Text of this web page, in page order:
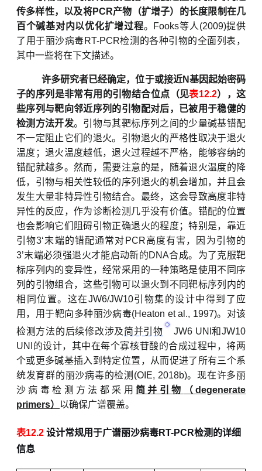
传多样性，以及将PCR产物（扩增子）的长度限制在几
百个碱基对内以优化扩增过程。 Fooks等人(2009)提供
了用于丽沙病毒RT-PCR检测的各种引物的全面列表，
其中一些将在下文描述。
许多研究者已经确定，位于或接近N基因起始密码
子的序列是非常有用的引物结合位点（见表12.2），这
些序列与靶向邻近序列的引物配对后，已被用于稳健的
检测方法开发。引物与其靶标序列之间的少量碱基错配
不一定阻止它们的退火。引物退火的严格性取决于退火
温度；退火温度越低，退火过程越不严格，能够容纳的
错配就越多。然而，需要注意的是，随着退火温度的降
低，引物与相关性较低的序列退火的机会增加，并且会
发生大量非特异性引物结合。最终，这会导致高度非特
异性的反应，作为诊断检测几乎没有价值。错配的位置
也会影响它们阻碍引物正确退火的程度；特别是，靠近
引物3‘末端的错配通常对 PCR高度有害，因为引物的
3’末端必须强退火才能启动新的DNA合成。为了克服靶
标序列内的变异性，经常采用的一种策略是使用不同序
列的引物组合，这些引物可以退火到不同靶标序列内的
相同位置。这在JW6/JW10引物集的设计中得到了应
用，用于靶向多种丽沙病毒(Heaton et al., 1997)。对该
检测方法的后续修改涉及简并引物
JW6 UNI和JW10
UNI的设计，其中在每个寡核苷酸的合成过程中，将两
个或更多碱基插入到特定位置，从而促进了所有三个系
统发育群的丽沙病毒的检测(OIE, 2018b)。现在许多丽
沙病毒检测方法都采用 简并引物 （degenerate
primers） 以确保广谱覆盖。
表12.2 设计常规用于广谱丽沙病毒RT-PCR检测的详细
信息